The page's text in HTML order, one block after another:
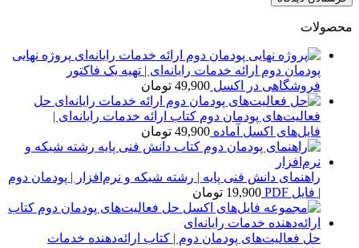
محصولات
پروژه نهایی
پودمان دوم ارائه خدمات رایانه‌ای | تهیه یک فاکتور
فروشگاهی در اکسل 49,900 تومان
حل
فعالیت‌های پودمان دوم کتاب ارائه خدمات رایانه‌ای |
فایل‌های اکسل آماده 49,900 تومان
راهنمای دانش فنی پایه | رشته شبکه و نرم‌افزار | پودمان دوم
| فایل PDF
19,900 تومان
حل فعالیت‌های پودمان دوم | کتاب ارائه‌دهنده خدمات